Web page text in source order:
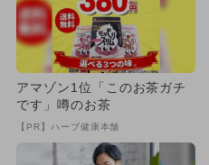
アマゾン1位「このお茶ガチ
です」噂のお茶
【PR】ハーブ健康本舗